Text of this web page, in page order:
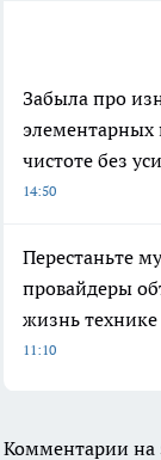
Забыла про
элементарных
чистоте без
14:50
Перестаньте
провайдеры
жизнь технике
11:10
Комментарии на